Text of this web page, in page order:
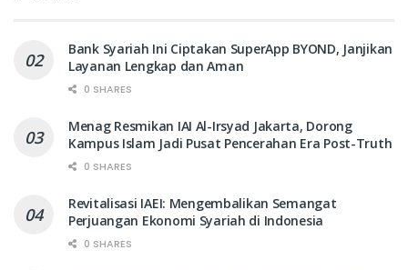
Bank Syariah Ini Ciptakan SuperApp BYOND, Janjikan
Layanan Lengkap dan Aman
0 SHARES
Menag Resmikan IAI Al-Irsyad Jakarta, Dorong
Kampus Islam Jadi Pusat Pencerahan Era Post-Truth
0 SHARES
Revitalisasi IAEI: Mengembalikan Semangat
Perjuangan Ekonomi Syariah di Indonesia
0 SHARES